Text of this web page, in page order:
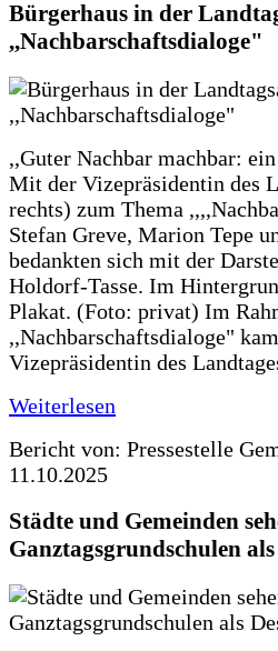
Bürgerhaus in der
,,Nachbarschaftsdialoge"
,,Guter Nachbar machbar:
Mit der Vizepräsidentin des
rechts) zum Thema
Stefan Greve, Marion Tepe
bedankten sich mit der
Holdorf-Tasse. Im
Plakat. (Foto: privat) Im
,,Nachbarschaftsdialoge"
Vizepräsidentin des
Weiterlesen
Bericht von: Pressestelle
11.10.2025
Städte und Gemeinden
Ganztagsgrundschulen als